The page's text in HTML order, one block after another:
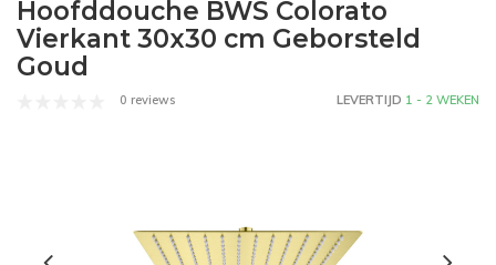
Hoofddouche BWS Colorato
Vierkant 30x30 cm Geborsteld
Goud
0 reviews LEVERTIJD 1 - 2 WEKEN